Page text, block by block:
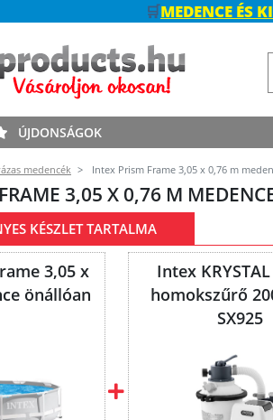
🛒MEDENCE ÉS
ÚJDONSÁGOK
medencék Intex Prism Frame 3,05 x 0,76 m
3,05 X 0,76 M
KÉSZLET TARTALMA
3,05 x
önállóan
Intex KRYSTAL
homokszűrő
SX925